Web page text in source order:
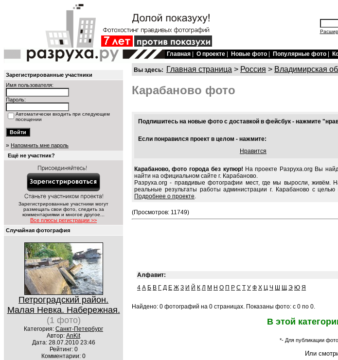
Главная О проекте Новые фото Популярные фото
Зарегистрированные участники
Имя пользователя:
Пароль:
Автоматически входить при следующем
посещении
» Напомнить мне пароль
Ещё не участник?
Зарегистрированные участники могут
размещать свои фото, следить за
комментариями и многое другое...
Все плюсы регистрации >>
Случайная фотография
Петроградский район.
Малая Невка. Набережная.
(1 фото)
Категория: Санкт-Петербург
Автор: AnKit
Дата: 28.07.2010 23:46
Рейтинг: 0
Комментарии: 0
Вы здесь: Главная страница > Россия > Владимирская
Карабаново фото
Подпишитесь на новые фото с доставкой в фейсбук - нажмите
Если понравился проект в целом - нажмите:
Нравится
Карабаново, фото города без купюр! На проекте Разруха.org Вы
найти на официальном сайте г. Карабаново.
Разруха.org - правдивые фотографии мест, где мы выросли, живём.
реальные результаты работы администрации г. Карабаново с
Подробнее о проекте.
(Просмотров: 11749)
Алфавит:
4 А Б В Г Д Е Ж З И Й К Л М Н О П Р С Т У Ф Х Ц Ч Ш Щ Э Ю Я
Найдено: 0 фотографий на 0 страницах. Показаны фото: с 0 по 0.
В этой
*- Для публикации
Или